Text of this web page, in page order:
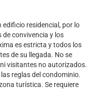
residencial, por lo
convivencia y los
es estricta y todos los
de su llegada. No se
visitantes no autorizados.
reglas del condominio.
turística. Se requiere